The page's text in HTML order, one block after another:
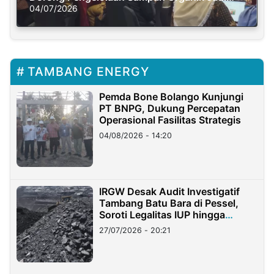
Solusi Krisis Iklim
04/07/2026
TAMBANG ENERGY
Pemda Bone Bolango Kunjungi
PT BNPG, Dukung Percepatan
Operasional Fasilitas Strategis
04/08/2026 - 14:20
IRGW Desak Audit Investigatif
Tambang Batu Bara di Pessel,
Soroti Legalitas IUP hingga
Stockpile
27/07/2026 - 20:21